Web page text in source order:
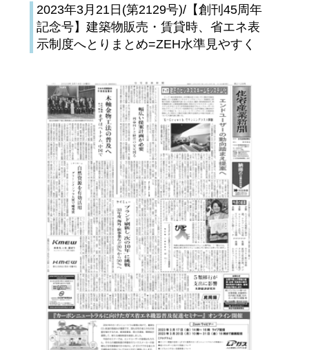
2023年3月21日(第2129号)/【創刊45周年
記念号】建築物販売・賃貸時、省エネ表
示制度へとりまとめ=ZEH水準見やすく